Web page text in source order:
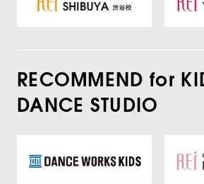
RECOMMEND for
DANCE STUDIO